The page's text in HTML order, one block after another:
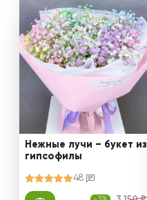
Нежные лучи – букет из
гипсофилы
48